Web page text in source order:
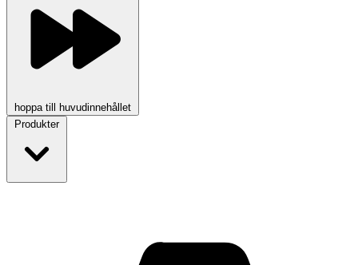
hoppa till huvudinnehållet
Produkter